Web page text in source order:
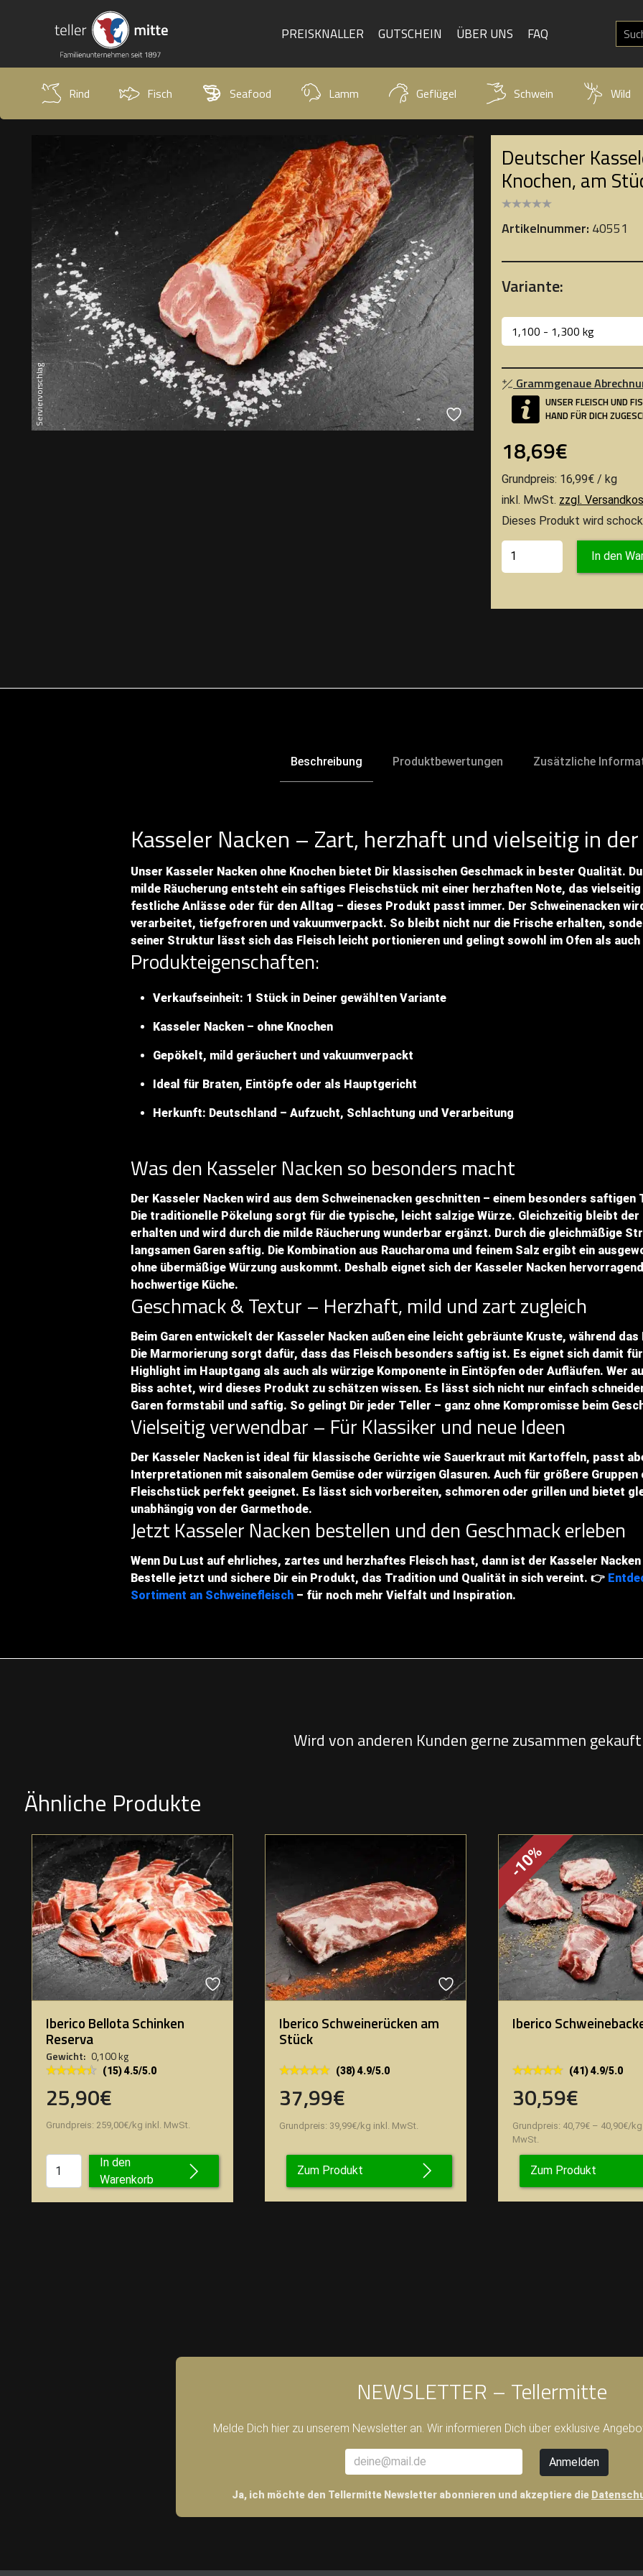
PREISKNALLER GUTSCHEIN ÜBER UNS FAQ
Rind Fisch Seafood Lamm Geflügel Schwein Wild
Serviervorschlag
Deutscher
Knochen, am
Artikelnummer: 40551
Variante:
Grammgenaue
UNSER FLEISCH UND
HAND FÜR DICH
18,69€
Grundpreis: 16,99€ / kg
inkl. MwSt. zzgl.
Dieses Produkt wird
In den
Beschreibung Produktbewertungen Zusätzliche
Kasseler Nacken – Zart, herzhaft und vielseitig in
Unser Kasseler Nacken ohne Knochen bietet Dir klassischen Geschmack in bester Qualität.
milde Räucherung entsteht ein saftiges Fleischstück mit einer herzhaften Note, das
festliche Anlässe oder für den Alltag – dieses Produkt passt immer. Der Schweinenacken
verarbeitet, tiefgefroren und vakuumverpackt. So bleibt nicht nur die Frische erhalten,
seiner Struktur lässt sich das Fleisch leicht portionieren und gelingt sowohl im Ofen als
Produkteigenschaften:
Verkaufseinheit: 1 Stück in Deiner gewählten Variante
Kasseler Nacken – ohne Knochen
Gepökelt, mild geräuchert und vakuumverpackt
Ideal für Braten, Eintöpfe oder als Hauptgericht
Herkunft: Deutschland – Aufzucht, Schlachtung und Verarbeitung
Was den Kasseler Nacken so besonders macht
Der Kasseler Nacken wird aus dem Schweinenacken geschnitten – einem besonders
Die traditionelle Pökelung sorgt für die typische, leicht salzige Würze. Gleichzeitig bleibt der
erhalten und wird durch die milde Räucherung wunderbar ergänzt. Durch die gleichmäßige
langsamen Garen saftig. Die Kombination aus Raucharoma und feinem Salz ergibt ein
ohne übermäßige Würzung auskommt. Deshalb eignet sich der Kasseler Nacken
hochwertige Küche.
Geschmack & Textur – Herzhaft, mild und zart zugleich
Beim Garen entwickelt der Kasseler Nacken außen eine leicht gebräunte Kruste, während
Die Marmorierung sorgt dafür, dass das Fleisch besonders saftig ist. Es eignet sich damit
Highlight im Hauptgang als auch als würzige Komponente in Eintöpfen oder Aufläufen. Wer
Biss achtet, wird dieses Produkt zu schätzen wissen. Es lässt sich nicht nur einfach
Garen formstabil und saftig. So gelingt Dir jeder Teller – ganz ohne Kompromisse beim
Vielseitig verwendbar – Für Klassiker und neue Ideen
Der Kasseler Nacken ist ideal für klassische Gerichte wie Sauerkraut mit Kartoffeln, passt
Interpretationen mit saisonalem Gemüse oder würzigen Glasuren. Auch für größere
Fleischstück perfekt geeignet. Es lässt sich vorbereiten, schmoren oder grillen und bietet
unabhängig von der Garmethode.
Jetzt Kasseler Nacken bestellen und den Geschmack erleben
Wenn Du Lust auf ehrliches, zartes und herzhaftes Fleisch hast, dann ist der Kasseler
Bestelle jetzt und sichere Dir ein Produkt, das Tradition und Qualität in sich vereint. 👉
Sortiment an Schweinefleisch – für noch mehr Vielfalt und Inspiration.
Wird von anderen Kunden gerne zusammen
Ähnliche Produkte
Iberico Bellota Schinken
Reserva
Gewicht: 0,100 kg
★★★★★
★★★★★ (15) 4.5/5.0
25,90€
Grundpreis: 259,00€/kg inkl. MwSt.
In den
Warenkorb
Iberico Schweinerücken am
Stück
★★★★★
★★★★★ (38) 4.9/5.0
37,99€
Grundpreis: 39,99€/kg inkl. MwSt.
Zum Produkt
-10%
Iberico
★★★★★
★★★★★ (41) 4.9/5.0
30,59€
Grundpreis: 40,79€ – 40,90€/kg
MwSt.
Zum Produkt
NEWSLETTER – Tellermitte
Melde Dich hier zu unserem Newsletter an. Wir informieren Dich über exklusive
Ja, ich möchte den Tellermitte Newsletter abonnieren und akzeptiere die